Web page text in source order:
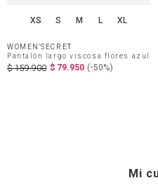
XS S M L XL
WOMEN'SECRET
Pantalón largo viscosa flores azul
$ 159.900 $ 79.950 (-50%)
Mi